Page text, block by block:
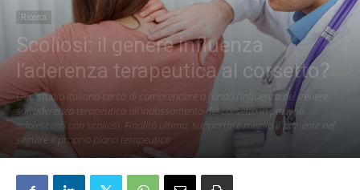
Ricerca
Scoliosi: il genere influenza
l’aderenza terapeutica al corsetto?
Uno studio italiano cerca di comprendere a fondo l'influenza del genere
sull'aderenza terapeutica all'indossamento del corsetto in pazienti
adolescenti con scoliosi. Finalità ultima, supportare meglio il paziente nel
seguire il proprio piano terapeutico
Stefania Somaré 5 Giugno 2026